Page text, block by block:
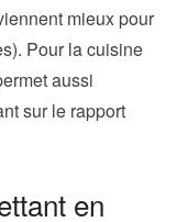
mieux pour
Pour la cuisine
aussi
sur le rapport
en